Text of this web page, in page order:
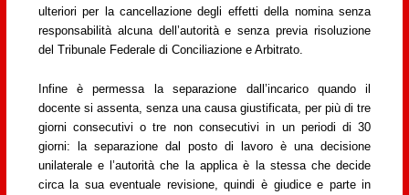
ulteriori per la cancellazione degli effetti della nomina senza
responsabilità alcuna dell’autorità e senza previa risoluzione
del Tribunale Federale di Conciliazione e Arbitrato.
Infine è permessa la separazione dall’incarico quando il
docente si assenta, senza una causa giustificata, per più di tre
giorni consecutivi o tre non consecutivi in un periodi di 30
giorni: la separazione dal posto di lavoro è una decisione
unilaterale e l’autorità che la applica è la stessa che decide
circa la sua eventuale revisione, quindi è giudice e parte in